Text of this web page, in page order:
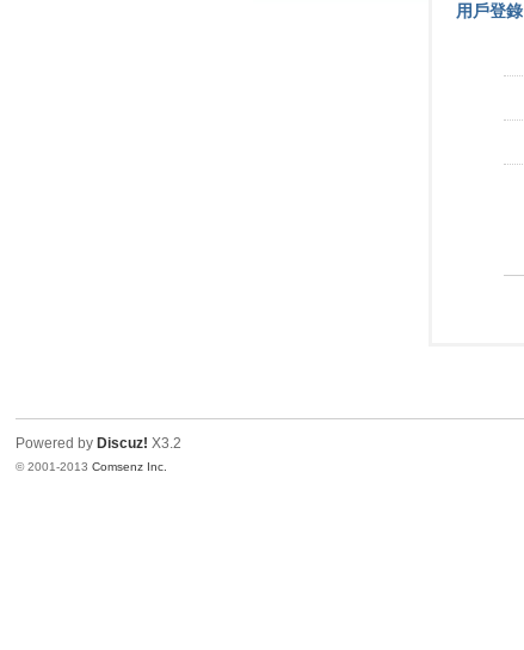
用戶登錄
Powered by Discuz! X3.2
© 2001-2013Comsenz Inc.